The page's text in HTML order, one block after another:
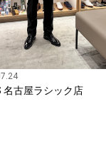
名古屋ラシック店